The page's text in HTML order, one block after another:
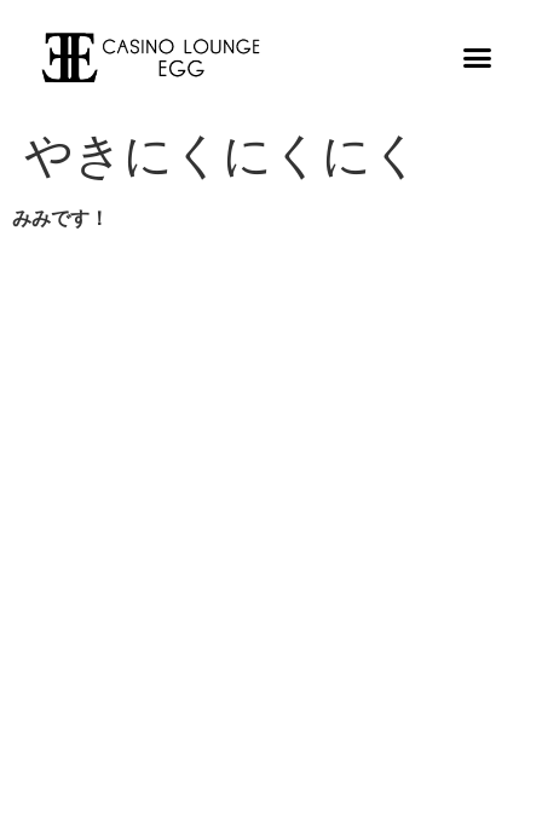
やきにくにくにく
みみです！